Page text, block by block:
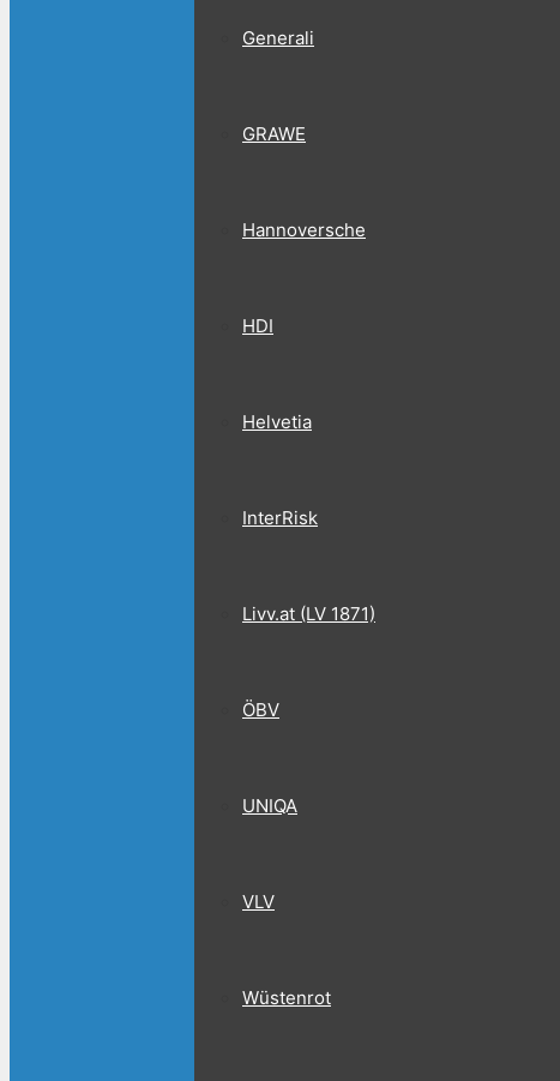
Generali
GRAWE
Hannoversche
HDI
Helvetia
InterRisk
Livv.at (LV 1871)
ÖBV
UNIQA
VLV
Wüstenrot